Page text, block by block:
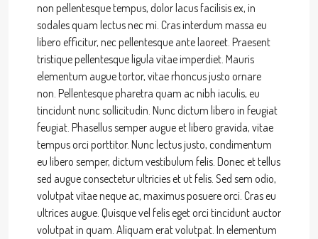
non pellentesque tempus, dolor lacus facilisis ex, in
sodales quam lectus nec mi. Cras interdum massa eu
libero efficitur, nec pellentesque ante laoreet. Praesent
tristique pellentesque ligula vitae imperdiet. Mauris
elementum augue tortor, vitae rhoncus justo ornare
non. Pellentesque pharetra quam ac nibh iaculis, eu
tincidunt nunc sollicitudin. Nunc dictum libero in feugiat
feugiat. Phasellus semper augue et libero gravida, vitae
tempus orci porttitor. Nunc lectus justo, condimentum
eu libero semper, dictum vestibulum felis. Donec et tellus
sed augue consectetur ultricies et ut felis. Sed sem odio,
volutpat vitae neque ac, maximus posuere orci. Cras eu
ultrices augue. Quisque vel felis eget orci tincidunt auctor
volutpat in quam. Aliquam erat volutpat. In elementum